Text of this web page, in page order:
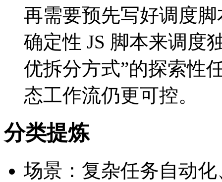
再需要预先写好调度
确定性 JS 脚本来调度
优拆分方式”的探索性
态工作流仍更可控。
分类提炼
场景：复杂任务自动